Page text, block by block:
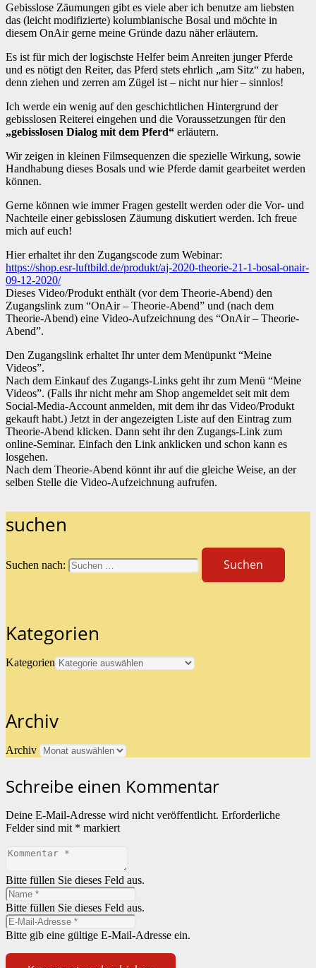
Gebisslose Zäumungen gibt es viele aber ich benutze am liebsten
das (leicht modifizierte) kolumbianische Bosal und möchte in
diesem OnAir gerne meine Gründe dazu näher erläutern.
Es ist für mich der logischste Helfer beim Anreiten junger Pferde
und es nötigt den Reiter, das Pferd stets ehrlich „am Sitz“ zu haben,
denn ziehen und zerren am Zügel ist – nicht nur hier – sinnlos!
Ich werde ein wenig auf den geschichtlichen Hintergrund der
gebisslosen Reiterei eingehen und die Voraussetzungen für den
„gebisslosen Dialog mit dem Pferd“ erläutern.
Wir zeigen in kleinen Filmsequenzen die spezielle Wirkung, sowie
Handhabung dieses Bosals und wie Pferde damit gearbeitet werden
können.
Gerne können wie immer Fragen gestellt werden oder die Vor- und
Nachteile einer gebisslosen Zäumung diskutiert werden. Ich freue
mich auf euch!
Hier erhaltet ihr den Zugangscode zum Webinar:
https://shop.esr-luftbild.de/produkt/aj-2020-theorie-21-1-bosal-onair-
09-12-2020/
Dieses Video/Produkt enthält (vor dem Theorie-Abend) den
Zugangslink zum “OnAir – Theorie-Abend” und (nach dem
Theorie-Abend) eine Video-Aufzeichnung des “OnAir – Theorie-
Abend”.
Den Zugangslink erhaltet Ihr unter dem Menüpunkt “Meine
Videos”.
Nach dem Einkauf des Zugangs-Links geht ihr zum Menü “Meine
Videos”. (Falls ihr nicht mehr am Shop angemeldet seit mit dem
Social-Media-Account anmelden, mit dem ihr das Video/Produkt
gekauft habt.) Jetzt in der angezeigten Liste auf den Eintrag zum
Theorie-Abend klicken. Dann seht ihr den Zugangs-Link zum
online-Seminar. Einfach den Link anklicken und schon kann es
losgehen.
Nach dem Theorie-Abend könnt ihr auf die gleiche Weise, an der
selben Stelle die Video-Aufzeichnung aufrufen.
suchen
Suchen nach:
Kategorien
Kategorien
Archiv
Archiv
Schreibe einen Kommentar
Deine E-Mail-Adresse wird nicht veröffentlicht. Erforderliche
Felder sind mit * markiert
Bitte füllen Sie dieses Feld aus.
Bitte füllen Sie dieses Feld aus.
Bitte gib eine gültige E-Mail-Adresse ein.